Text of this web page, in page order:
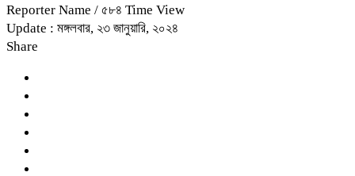
Reporter Name / ৫৮৪ Time View
Update : মঙ্গলবার, ২৩ জানুয়ারি, ২০২৪
Share